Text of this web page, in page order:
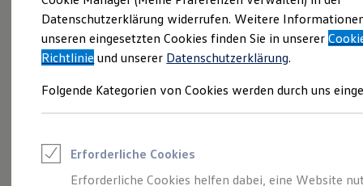
Schnell verfügbare Fahrzeuge
Angebote und Produkte
Aktuelle Angebote
E-Auto-Förderung
Volkswagen Marktplatz
Junge Gebrauchtwagen und Gebrauchtwagen
Saisonangebote
Leasing
Datenschutzerklärung widerrufen. Weitere
unseren eingesetzten Cookies finden Sie in unserer
Richtlinie und unserer Datenschutzerklärung.
Folgende Kategorien von Cookies werden durch uns
Erforderliche Cookies
Erforderliche Cookies helfen dabei, eine Website